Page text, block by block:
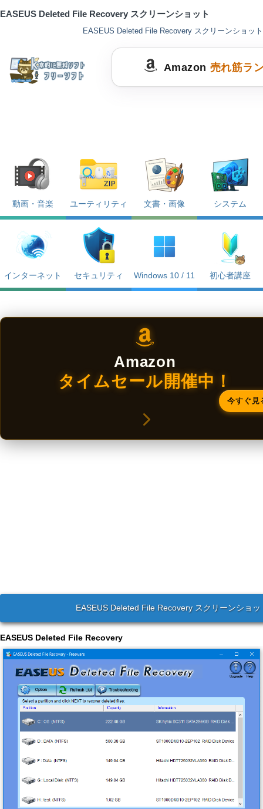
EASEUS Deleted File Recovery スクリーンショット
EASEUS Deleted File Recovery スクリーンショット
Amazon 売れ筋ラ
動画・音楽 ユーティリティ 文書・画像 システム
インターネット セキュリティ Windows 10 / 11 初心者講座
Amazon
タイムセール開催中！
今すぐ見
EASEUS Deleted File Recovery スクリーンショッ
EASEUS Deleted File Recovery